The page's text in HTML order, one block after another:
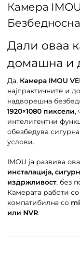
Камера
Дали оваа
домашна и
Да, Камера IMOU
најпрактичните и
надворешна
1920×1080 пиксели,
интелигентни
обезбедува
услови.
IMOU ја развива
инсталација,
издржливост, без
Камерата работи со
компатибилна со
или NVR.